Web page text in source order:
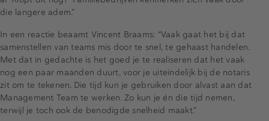
die langere adem.”
In een reactie beaamt Vincent Braams: “Vaak gaat het bij dat
samenstellen van teams mis door te snel, te gehaast handelen.
Met dat in gedachte is het goed je te realiseren dat het vaak
nog een paar maanden duurt, voor je uiteindelijk bij de notaris
zit om te tekenen. Die tijd kun je gebruiken door alvast aan dat
Management Team te werken. Zo kun je én die tijd nemen,
terwijl je toch ook de benodigde snelheid maakt.”